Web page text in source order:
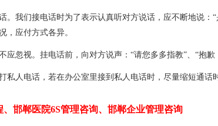
我们接电话时为了表示认真听对方说话，应不断地说：“
，应付方式各异。
忽视。挂电话前，向对方说声：“请您多多指教”、“抱歉
人电话，若在办公室里接到私人电话时，尽量缩短通话
邯郸医院6S管理咨询、邯郸企业管理咨询